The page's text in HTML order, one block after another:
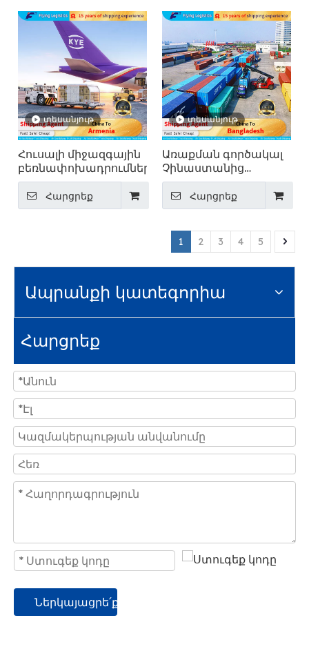
տեսանյութ
Հուսալի միջազգային
բեռնափոխադրումներ
Հարցրեք
տեսանյութ
Առաքման գործակալ
Չինաստանից
Բանգլադեշ.
միջազգային
բեռնափոխադրումներ
Հարցրեք
1 2 3 4 5
Ապրանքի կատեգորիա
Հարցրեք
Ներկայացրե՛ք